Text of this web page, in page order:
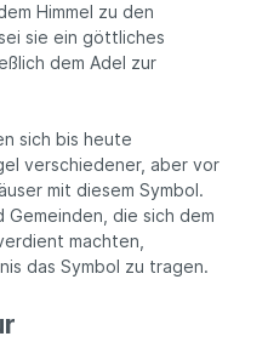
Himmel zu den
sie ein göttliches
dem Adel zur
sich bis heute
verschiedener, aber vor
mit diesem Symbol.
Gemeinden, die sich dem
machten,
das Symbol zu tragen.